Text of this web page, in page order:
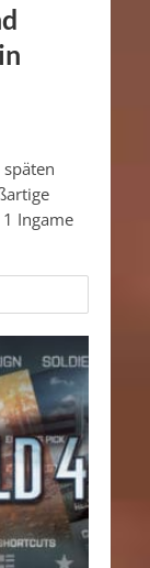
Ingame